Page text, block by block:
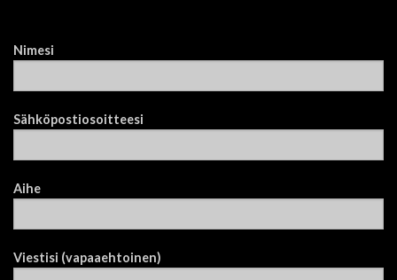
Nimesi
Sähköpostiosoitteesi
Aihe
Viestisi (vapaaehtoinen)